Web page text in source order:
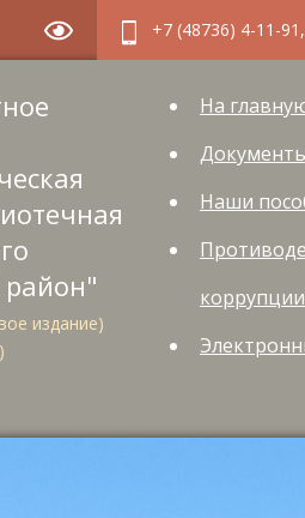
+7 (48736) 4-11-
район"
издание)
На
Наши
коррупции